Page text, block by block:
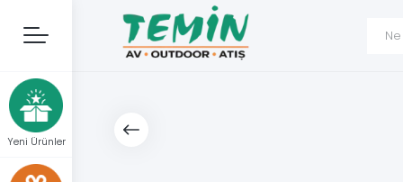
Yeni Ürünler